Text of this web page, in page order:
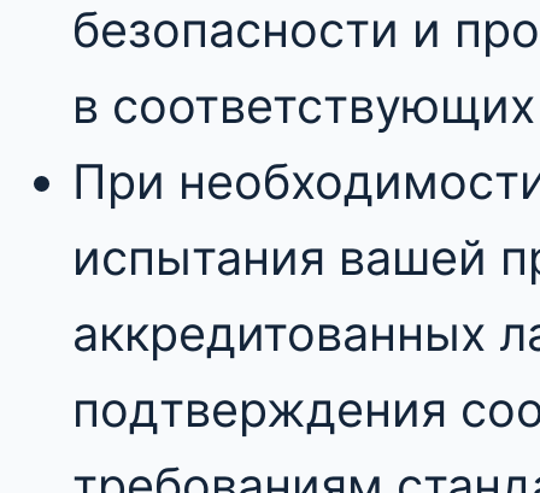
безопасности и
в
При
испытания вашей
аккредитованных
подтверждения